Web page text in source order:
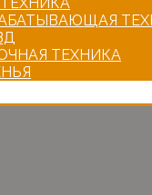
ТЕХНИКА